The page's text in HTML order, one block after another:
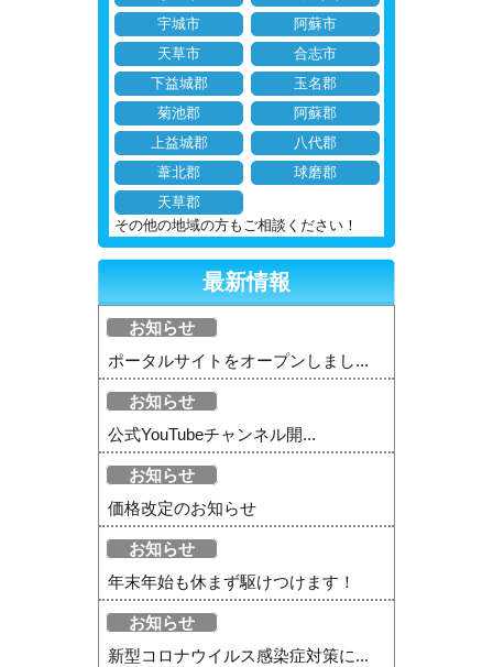
宇城市
阿蘇市
天草市
合志市
下益城郡
玉名郡
菊池郡
阿蘇郡
上益城郡
八代郡
葦北郡
球磨郡
天草郡
その他の地域の方もご相談ください！
最新情報
お知らせ
ポータルサイトをオープンしまし...
お知らせ
公式YouTubeチャンネル開...
お知らせ
価格改定のお知らせ
お知らせ
年末年始も休まず駆けつけます！
お知らせ
新型コロナウイルス感染症対策に...